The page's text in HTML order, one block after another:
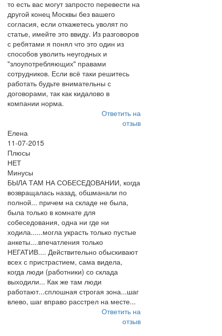
то есть вас могут запросто перевести на
другой конец Москвы без вашего
согласия, если откажетесь уволят по
статье, имейте это ввиду. Из разговоров
с ребятами я понял что это один из
способов уволить неугодных и
"злоупотребляющих" правами
сотрудников. Если всё таки решитесь
работать будьте внимательны с
договорами, так как кидалово в
компании норма.
Ответить на
отзыв
Елена
11-07-2015
Плюсы
НЕТ
Минусы
БЫЛА ТАМ НА СОБЕСЕДОВАНИИ, когда
возвращалась назад, обшманали по
полной... причем на складе не была,
была только в комнате для
собеседования, одна ни где ни
ходила......могла украсть только пустые
анкеты....впечатления только
НЕГАТИВ.... Действительно обыскивают
всех с пристрастием, сама видела,
когда люди (работники) со склада
выходили... Как же там люди
работают...сплошная строгая зона...шаг
влево, шаг вправо расстрел на месте...
Ответить на
отзыв